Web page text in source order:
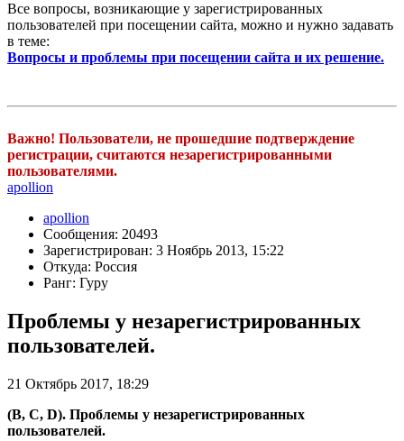
Все вопросы, возникающие у зарегистрированных
пользователей при посещении сайта, можно и нужно задавать
в теме:
Вопросы и проблемы при посещении сайта и их решение.
Важно! Пользователи, не прошедшие подтверждение
регистрации, считаются незарегистрированными
пользователями.
apollion
apollion
Сообщения: 20493
Зарегистрирован: 3 Ноябрь 2013, 15:22
Откуда: Россия
Ранг: Гуру
Проблемы у незарегистрированных
пользователей.
21 Октябрь 2017, 18:29
(B, C, D). Проблемы у незарегистрированных
пользователей.